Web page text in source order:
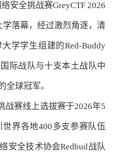
全挑战赛GreyCTF 2026
落幕，经过激烈角逐，清
学学生组建的Red-Buddy
际战队与十支本土战队中
全球冠军。
赛线上选拔赛于2026年5
界各地400多支参赛队伍
安全技术协会Redbud战队